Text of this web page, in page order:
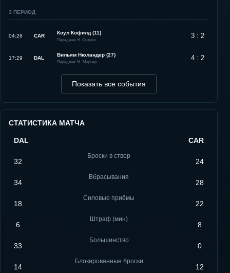
3 ПЕРИОД
04:26 CAR
Коул Кофилд (11)
Передача: Н. Сузуки 3 : 2
17:29 DAL
Вильям Нюландер (27)
Передача: М. Марнер 4 : 2
Показать все события
СТАТИСТИКА МАТЧА
DAL CAR
32
Броски в створ
24
34
Вбрасывания
28
18
Силовые приёмы
22
6
Штраф (мин)
8
33
Большинство
0
14
Блокированные броски
12